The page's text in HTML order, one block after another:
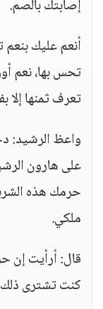
إصابتك بالصم.
أنعم عليك بنعم
تحس بها، نعم
تعرف ثمنها إلا
واعظ الرشيد:
على هارون
حرمك هذه
ملكي.
قال: أرأيت إن
كنت تشترى